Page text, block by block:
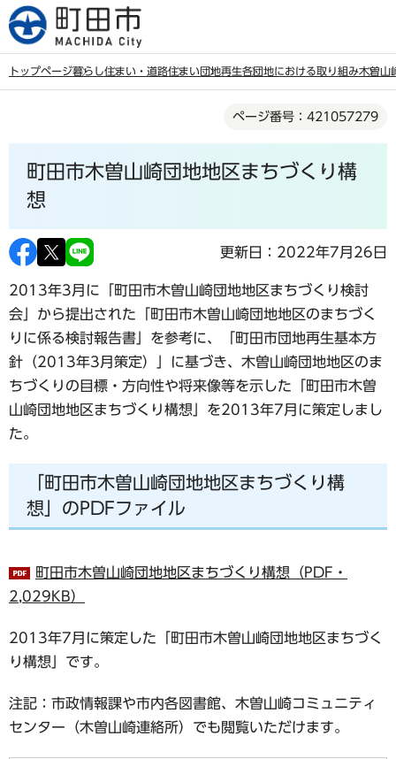
こ
の
トップページ暮らし住まい・道路住まい団地再生各団地における取り組み木曽山
ページ番号：421057279
町田市木曽山崎団地地区まちづくり構
想
更新日：2022年7月26日
2013年3月に「町田市木曽山崎団地地区まちづくり検討
会」から提出された「町田市木曽山崎団地地区のまちづく
りに係る検討報告書」を参考に、「町田市団地再生基本方
針（2013年3月策定）」に基づき、木曽山崎団地地区のま
ちづくりの目標・方向性や将来像等を示した「町田市木曽
山崎団地地区まちづくり構想」を2013年7月に策定しまし
た。
「町田市木曽山崎団地地区まちづくり構
想」のPDFファイル
町田市木曽山崎団地地区まちづくり構想（PDF・
2,029KB）
2013年7月に策定した「町田市木曽山崎団地地区まちづく
り構想」です。
注記：市政情報課や市内各図書館、木曽山崎コミュニティ
センター（木曽山崎連絡所）でも閲覧いただけます。